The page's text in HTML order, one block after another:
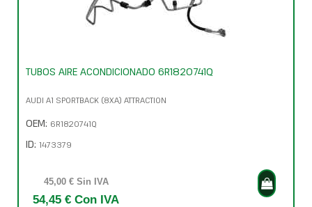
TUBOS AIRE ACONDICIONADO 6R1820741Q
AUDI A1 SPORTBACK (8XA) ATTRACTION
OEM: 6R1820741Q
ID: 1473379
45,00 € Sin IVA
54,45 € Con IVA